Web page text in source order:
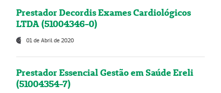
Prestador Decordis Exames Cardiológicos
LTDA (51004346-0)
01 de Abril de 2020
Prestador Essencial Gestão em Saúde Ereli
(51004354-7)